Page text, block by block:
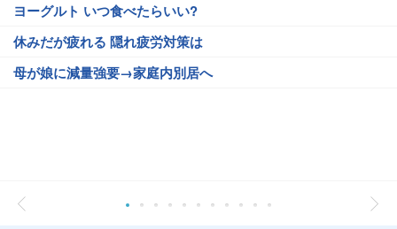
ヨーグルト いつ食べたらいい?
休みだが疲れる 隠れ疲労対策は
母が娘に減量強要→家庭内別居へ